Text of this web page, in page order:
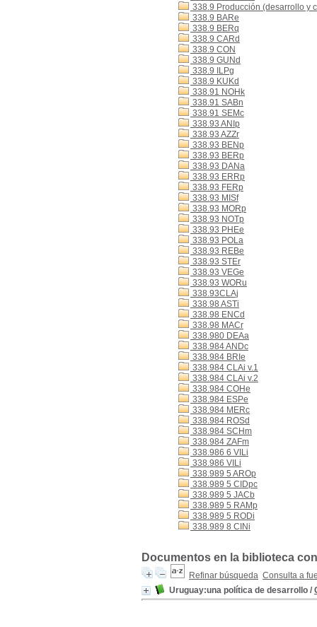
338.9 Producción (desarrollo y
338.9 BARe
338.9 BERq
338.9 CARd
338.9 CON
338.9 GUNd
338.9 ILPg
338.9 KUKd
338.91 NOHk
338.91 SABn
338.91 SEMc
338.93 ANIp
338.93 AZZr
338.93 BENp
338.93 BERp
338.93 DANa
338.93 ERRp
338.93 FERp
338.93 MISf
338.93 MORp
338.93 NOTp
338.93 PHEe
338.93 POLa
338.93 REBe
338.93 STEr
338.93 VEGe
338.93 WORu
338.93CLAj
338.98 ASTi
338.98 ENCd
338.98 MACr
338.980 DEAa
338.984 ANDc
338.984 BRIe
338.984 CLAi v.1
338.984 CLAi v.2
338.984 COHe
338.984 ESPe
338.984 MERc
338.984 ROSd
338.984 SCHm
338.984 ZAFm
338.986 6 VILi
338.986 VILi
338.989 5 AROp
338.989 5 CIDpc
338.989 5 JACb
338.989 5 RAMp
338.989 5 RODi
338.989 8 CINi
Documentos en la biblioteca
Refinar búsqueda Consulta a
Uruguay:una política de desarrollo /